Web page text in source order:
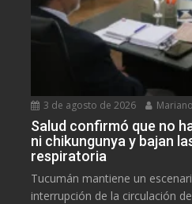
3 de agosto de 2026
Salud confirmó que no
ni chikungunya y bajan
respiratoria
Tucumán mantiene un
interrupción de la circulación